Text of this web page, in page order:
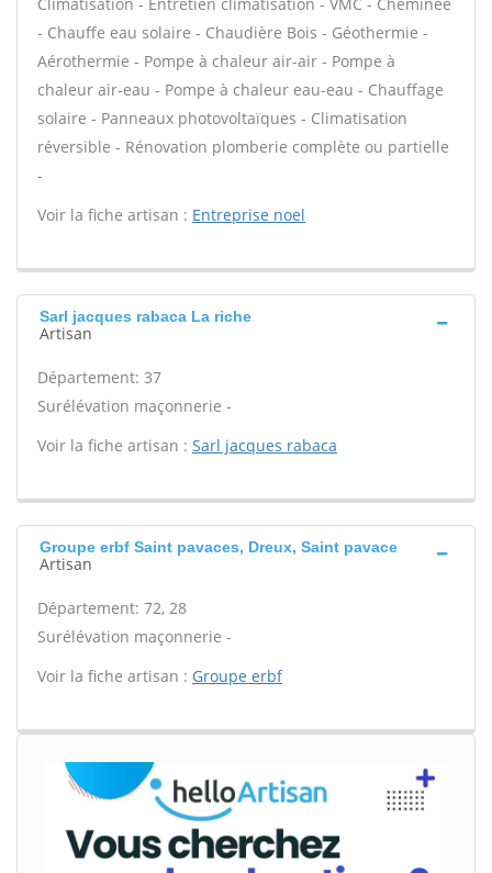
- Chauffe eau solaire - Chaudière Bois - Géothermie -
Aérothermie - Pompe à chaleur air-air - Pompe à
chaleur air-eau - Pompe à chaleur eau-eau - Chauffage
solaire - Panneaux photovoltaïques - Climatisation
réversible - Rénovation plomberie complète ou partielle
-
Voir la fiche artisan : Entreprise noel
Sarl jacques rabaca La riche
Artisan
Département: 37
Surélévation maçonnerie -
Voir la fiche artisan : Sarl jacques rabaca
Groupe erbf Saint pavaces, Dreux, Saint pavace
Artisan
Département: 72, 28
Surélévation maçonnerie -
Voir la fiche artisan : Groupe erbf